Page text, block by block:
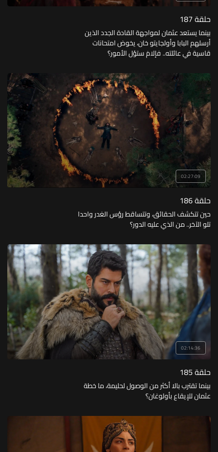
حلقة 187
بينما يستعد عثمان لمواجهة القادة الجدد الذين
أرسلهم البابا وأولجايتو خان، يخوض امتحانات
قاسية في عائلته.. فإلامَ ستؤل الأمور؟
02:27:09
حلقة 186
حين تتكشف الحقائق، وتتساقط رؤس الغدر واحدا
تلو الآخر.. من الذي عليه الدور؟
02:14:36
حلقة 185
بينما تقترب بالا أكثر من الوصول لحليمة، ما خطة
عثمان للإيقاع بأولوغان؟